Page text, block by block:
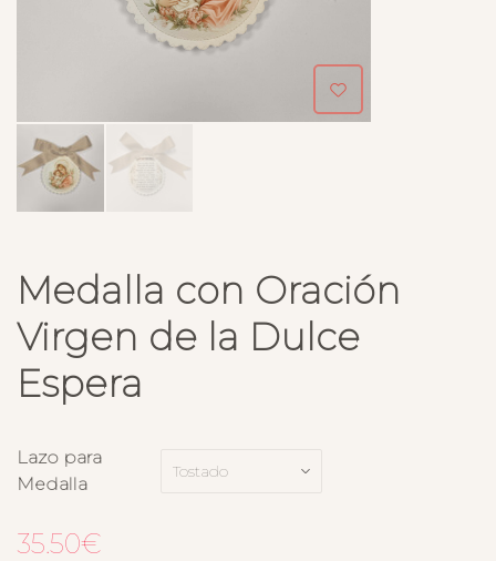
Medalla con Oración
Virgen de la Dulce
Espera
Lazo para
Medalla
35.50€